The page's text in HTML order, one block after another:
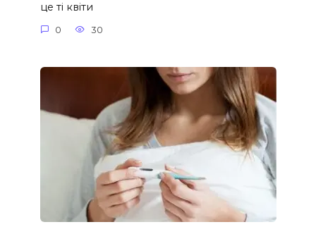
це ті квіти
0 30